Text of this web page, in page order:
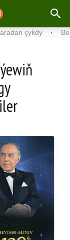
çykdy ·